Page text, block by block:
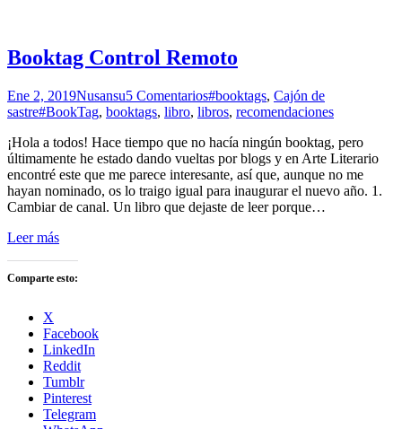
Booktag Control Remoto
Ene 2, 2019Nusansu5 Comentarios#booktags, Cajón de
sastre#BookTag, booktags, libro, libros, recomendaciones
¡Hola a todos! Hace tiempo que no hacía ningún booktag, pero
últimamente he estado dando vueltas por blogs y en Arte Literario
encontré este que me parece interesante, así que, aunque no me
hayan nominado, os lo traigo igual para inaugurar el nuevo año. 1.
Cambiar de canal. Un libro que dejaste de leer porque…
Leer más
Comparte esto:
X
Facebook
LinkedIn
Reddit
Tumblr
Pinterest
Telegram